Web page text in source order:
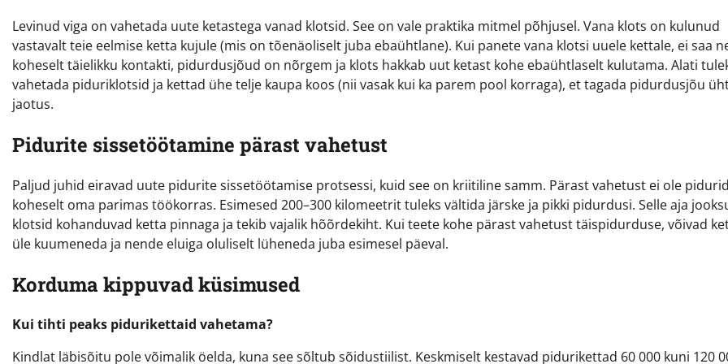
Levinud viga on vahetada uute ketastega vanad klotsid. See on vale praktika mitmel põhjusel. Vana klots on kulunud
vastavalt teie eelmise ketta kujule (mis on tõenäoliselt juba ebaühtlane). Kui panete vana klotsi uuele kettale, ei saa
koheselt täielikku kontakti, pidurdusjõud on nõrgem ja klots hakkab uut ketast kohe ebaühtlaselt kulutama. Alati
vahetada piduriklotsid ja kettad ühe telje kaupa koos (nii vasak kui ka parem pool korraga), et tagada pidurdusjõu
jaotus.
Pidurite sissetöötamine pärast vahetust
Paljud juhid eiravad uute pidurite sissetöötamise protsessi, kuid see on kriitiline samm. Pärast vahetust ei ole pidurid
koheselt oma parimas töökorras. Esimesed 200–300 kilomeetrit tuleks vältida järske ja pikki pidurdusi. Selle aja
klotsid kohanduvad ketta pinnaga ja tekib vajalik hõõrdekiht. Kui teete kohe pärast vahetust täispidurduse, võivad
üle kuumeneda ja nende eluiga oluliselt lüheneda juba esimesel päeval.
Korduma kippuvad küsimused
Kui tihti peaks pidurikettaid vahetama?
Kindlat läbisõitu pole võimalik öelda, kuna see sõltub sõidustiilist. Keskmiselt kestavad pidurikettad 60 000 kuni 120